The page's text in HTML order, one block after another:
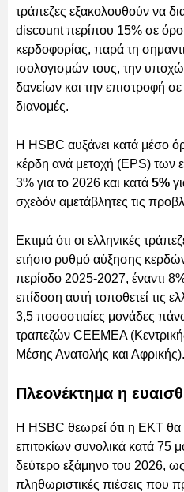
τράπεζες εξακολουθούν να
discount περίπου 15% σε
κερδοφορίας, παρά τη
ισολογισμών τους, την
δανείων και την επιστροφή
διανομές.
Η HSBC αυξάνει κατά μέσο
κέρδη ανά μετοχή (EPS) των
3% για το 2026 και κατά 5%
σχεδόν αμετάβλητες τις
Εκτιμά ότι οι ελληνικές
ετήσιο ρυθμό αύξησης
περίοδο 2025-2027, έναντι
επίδοση αυτή τοποθετεί τις
3,5 ποσοστιαίες μονάδες
τραπεζών CEEMEA
Μέσης Ανατολής και Αφρικής).
Πλεονέκτημα η
Η HSBC θεωρεί ότι η ΕΚΤ
επιτοκίων συνολικά κατά 75
δεύτερο εξάμηνο του 2026,
πληθωριστικές πιέσεις που